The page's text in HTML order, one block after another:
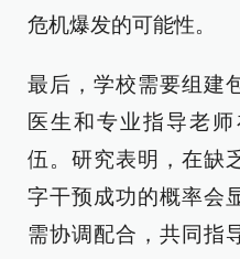
危机爆发的可能性。
最后，学校需要组建
医生和专业指导老
伍。研究表明，在缺
字干预成功的概率会
需协调配合，共同指